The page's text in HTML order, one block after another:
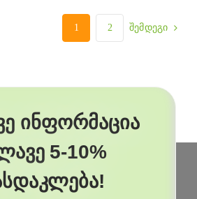
1 2 შემდეგი
ინფორმაცია
5-10%